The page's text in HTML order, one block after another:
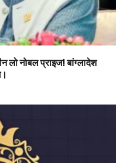
लो नोबल प्राइज! बांग्लादेश